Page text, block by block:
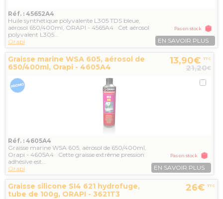
Réf. : 45652A4
Huile synthétique polyvalente L305 TDS bleue,
aérosol 650/400ml, ORAPI - 4565A4 Cet aérosol
polyvalent L305...
Orapi
Pas en stock
EN SAVOIR PLUS
Graisse marine WSA 605, aérosol de
650/400ml, Orapi - 4605A4
13,90€ TTC
21,20€
Réf. : 4605A4
Graisse marine WSA 605, aérosol de 650/400ml,
Orapi - 4605A4 Cette graisse extrême pression
adhésive est...
Orapi
Pas en stock
EN SAVOIR PLUS
Graisse silicone SI4 621 hydrofuge,
tube de 100g, ORAPI - 3621T3
26€ TTC